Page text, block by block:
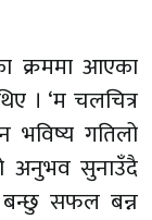
क्रममा आएका
। ‘म चलचित्र
भविष्य गतिलो
अनुभव सुनाउँदै
सफल बन्न